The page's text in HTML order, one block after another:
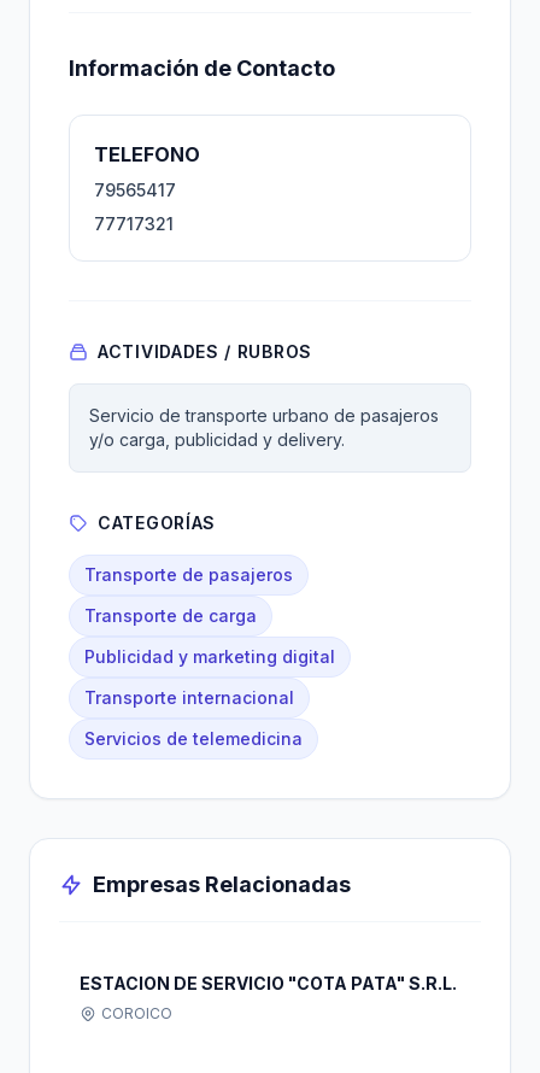
Información de Contacto
TELEFONO
79565417
77717321
ACTIVIDADES / RUBROS
Servicio de transporte urbano de pasajeros
y/o carga, publicidad y delivery.
CATEGORÍAS
Transporte de pasajeros
Transporte de carga
Publicidad y marketing digital
Transporte internacional
Servicios de telemedicina
Empresas Relacionadas
ESTACION DE SERVICIO "COTA PATA" S.R.L.
COROICO